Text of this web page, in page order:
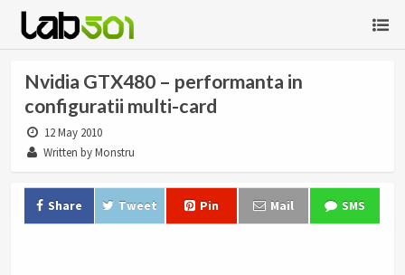
Nvidia GTX480 – performanta in
configuratii multi-card
12 May 2010
Written by Monstru
Share Tweet Pin Mail SMS